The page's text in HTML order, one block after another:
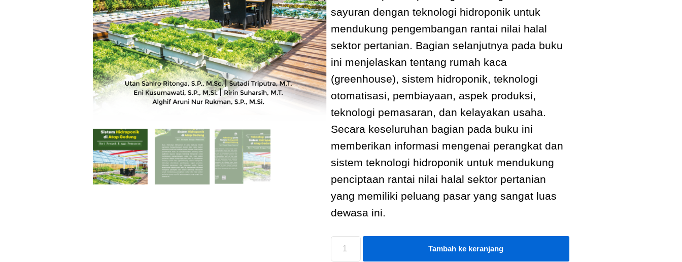
sayuran dengan teknologi hidroponik untuk
mendukung pengembangan rantai nilai halal
sektor pertanian. Bagian selanjutnya pada buku
ini menjelaskan tentang rumah kaca
(greenhouse), sistem hidroponik, teknologi
otomatisasi, pembiayaan, aspek produksi,
teknologi pemasaran, dan kelayakan usaha.
Secara keseluruhan bagian pada buku ini
memberikan informasi mengenai perangkat dan
sistem teknologi hidroponik untuk mendukung
penciptaan rantai nilai halal sektor pertanian
yang memiliki peluang pasar yang sangat luas
dewasa ini.
Tambah ke keranjang